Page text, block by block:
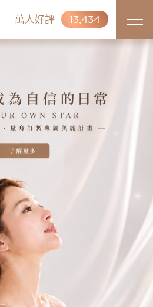
萬人好評 13,434